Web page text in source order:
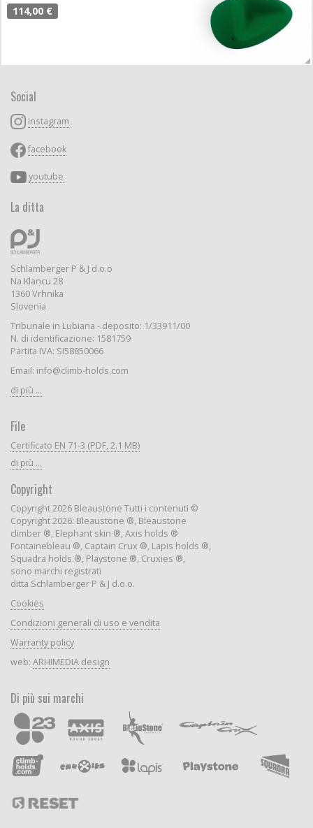
114,00 €
Social
instagram
facebook
youtube
La ditta
Schlamberger P & J d.o.o
Na Klancu 28
1360 Vrhnika
Slovenia
Tribunale in Lubiana - deposito: 1/33911/00
N. di identificazione: 1581759
Partita IVA: SI58850066
Email: info@climb-holds.com
di più ...
File
Certificato EN 71-3 (PDF, 2.1 MB)
di più ...
Copyright
Copyright 2026 Bleaustone Tutti i contenuti ©
Copyright 2026: Bleaustone ®, Bleaustone
climber ®, Elephant skin ®, Axis holds ®
Fontainebleau ®, Captain Crux ®, Lapis holds ®,
Squadra holds ®, Playstone ®, Cruxies ®,
sono marchi registrati
ditta Schlamberger P & J d.o.o.
Cookies
Condizioni generali di uso e vendita
Warranty policy
web: ARHIMEDIA design
Di più sui marchi